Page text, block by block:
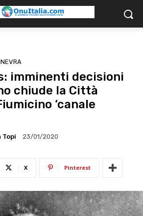
imminenti decisioni
chiude la Città
‘canale
Topi 23/01/2020
X Pinterest